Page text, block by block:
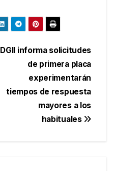
DGII informa solicitudes
de primera placa
experimentarán
tiempos de respuesta
mayores a los
habituales